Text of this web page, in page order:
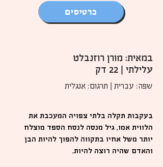
כרטיסים
במאית: מורן רוזנבלט
עלילתי | 22 דק
שפה: עברית | תרגום: אנגלית
בעקבות תקלה בלתי צפויה המעכבת את
הלווית אמו, גיל מנסה לנסח הספד מוצלח
יותר משל אחיו בתקווה להפוך להיות הבן
והאדם שהיה רוצה להיות.